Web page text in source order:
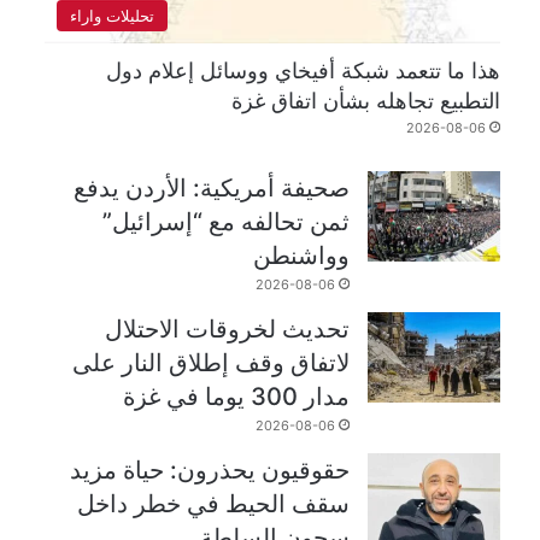
تحليلات واراء
هذا ما تتعمد شبكة أفيخاي ووسائل إعلام دول
التطبيع تجاهله بشأن اتفاق غزة
2026-08-06
صحيفة أمريكية: الأردن يدفع
ثمن تحالفه مع “إسرائيل”
وواشنطن
2026-08-06
تحديث لخروقات الاحتلال
لاتفاق وقف إطلاق النار على
مدار 300 يوما في غزة
2026-08-06
حقوقيون يحذرون: حياة مزيد
سقف الحيط في خطر داخل